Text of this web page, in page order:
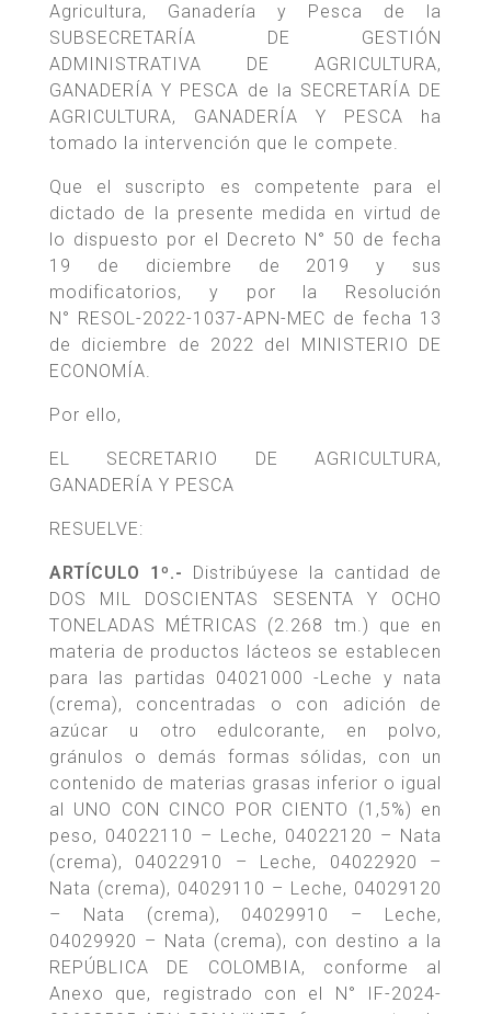
Agricultura, Ganadería y Pesca de la
SUBSECRETARÍA DE GESTIÓN
ADMINISTRATIVA DE AGRICULTURA,
GANADERÍA Y PESCA de la SECRETARÍA DE
AGRICULTURA, GANADERÍA Y PESCA ha
tomado la intervención que le compete.
Que el suscripto es competente para el
dictado de la presente medida en virtud de
lo dispuesto por el Decreto N° 50 de fecha
19 de diciembre de 2019 y sus
modificatorios, y por la Resolución
N° RESOL-2022-1037-APN-MEC de fecha 13
de diciembre de 2022 del MINISTERIO DE
ECONOMÍA.
Por ello,
EL SECRETARIO DE AGRICULTURA,
GANADERÍA Y PESCA
RESUELVE:
ARTÍCULO 1º.-
Distribúyese la cantidad de
DOS MIL DOSCIENTAS SESENTA Y OCHO
TONELADAS MÉTRICAS (2.268 tm.) que en
materia de productos lácteos se establecen
para las partidas 04021000 -Leche y nata
(crema), concentradas o con adición de
azúcar u otro edulcorante, en polvo,
gránulos o demás formas sólidas, con un
contenido de materias grasas inferior o igual
al UNO CON CINCO POR CIENTO (1,5%) en
peso, 04022110 – Leche, 04022120 – Nata
(crema), 04022910 – Leche, 04022920 –
Nata (crema), 04029110 – Leche, 04029120
– Nata (crema), 04029910 – Leche,
04029920 – Nata (crema), con destino a la
REPÚBLICA DE COLOMBIA, conforme al
Anexo que, registrado con el N° IF-2024-